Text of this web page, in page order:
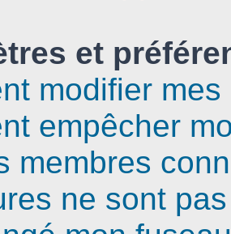
et
modifier
empêcher
membres
ne sont